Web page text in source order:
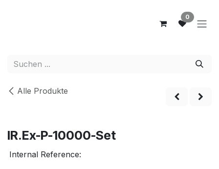
0
Alle Produkte
IR.Ex-P-10000-Set
Internal Reference: